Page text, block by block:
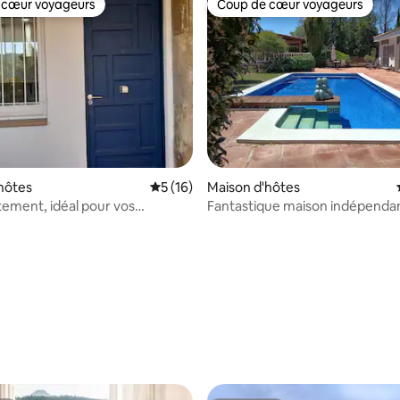
la base de 76 commentaires : 4,99 sur 5
voyageurs
voyageurs
Évaluation moyenne sur la base de 16
5 (16)
idéal pour vos
Coup de cœur voyageurs
Coup de cœur voyageurs
Maison d'hôtes
Fantastique maison